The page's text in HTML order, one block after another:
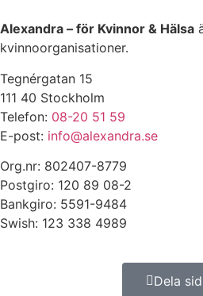
Alexandra – för Kvinnor & Hälsa
kvinnoorganisationer.
Tegnérgatan 15
111 40 Stockholm
Telefon: 08-20 51 59
E-post: info@alexandra.se
Org.nr: 802407-8779
Postgiro: 120 89 08-2
Bankgiro: 5591-9484
Swish: 123 338 4989
Dela